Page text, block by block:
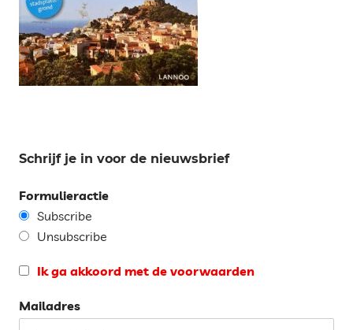
Schrijf je in voor de nieuwsbrief
Formulieractie
Subscribe
Unsubscribe
Ik ga akkoord met de voorwaarden
Mailadres